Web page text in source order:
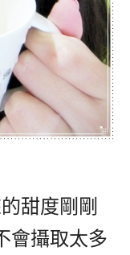
甜度剛剛
會攝取太多